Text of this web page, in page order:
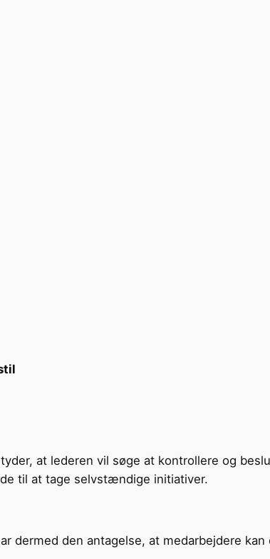
at lederen vil søge at kontrollere og
til at tage selvstændige initiativer.
dermed den antagelse, at medarbejdere kan